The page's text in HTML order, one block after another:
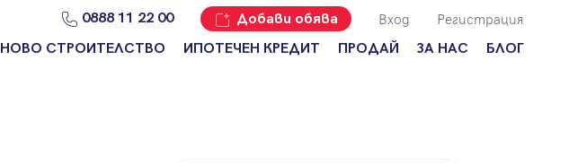
0888 11 22 00 Добави обява Вход Регистрация
НОВО СТРОИТЕЛСТВО ИПОТЕЧЕН КРЕДИТ ПРОДАЙ ЗА НАС БЛОГ